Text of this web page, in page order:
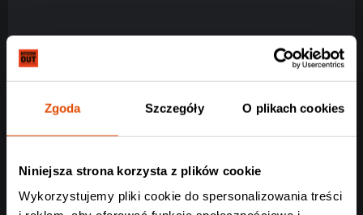
Zgoda Szczegóły O plikach cookies
Niniejsza strona korzysta z plików cookie
Wykorzystujemy pliki cookie do spersonalizowania treści
Rodzaj akredytacji